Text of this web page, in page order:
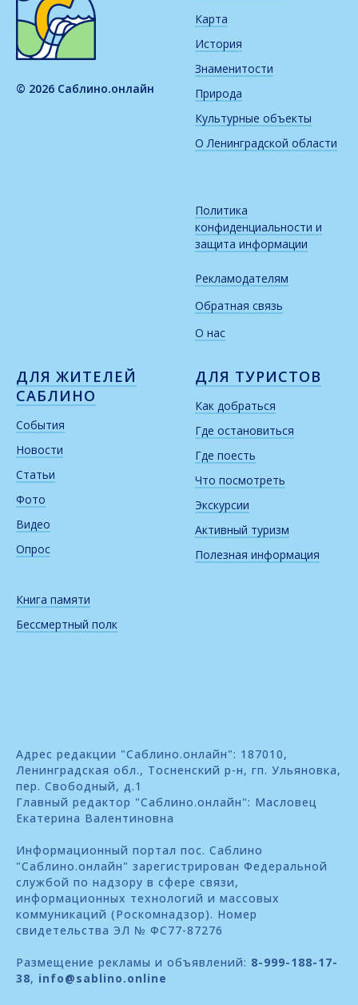
© 2026 Саблино.онлайн
Карта
История
Знаменитости
Природа
Культурные объекты
О Ленинградской области
Политика
конфиденциальности и
защита информации
Рекламодателям
Обратная связь
О нас
ДЛЯ ЖИТЕЛЕЙ
САБЛИНО
События
Новости
Статьи
Фото
Видео
Опрос
Книга памяти
Бессмертный полк
ДЛЯ ТУРИСТОВ
Как добраться
Где остановиться
Где поесть
Что посмотреть
Экскурсии
Активный туризм
Полезная информация
Адрес редакции "Саблино.онлайн": 187010,
Ленинградская обл., Тосненский р-н, гп. Ульяновка,
пер. Свободный, д.1
Главный редактор "Саблино.онлайн": Масловец
Екатерина Валентиновна
Информационный портал пос. Саблино
"Саблино.онлайн" зарегистрирован Федеральной
службой по надзору в сфере связи,
информационных технологий и массовых
коммуникаций (Роскомнадзор). Номер
свидетельства ЭЛ № ФС77-87276
Размещение рекламы и объявлений: 8-999-188-17-
38, info@sablino.online